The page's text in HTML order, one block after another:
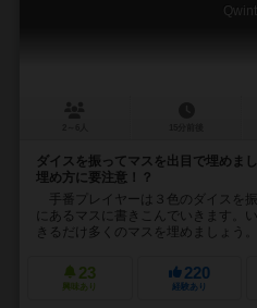
ダイスを振ってマスを出目で埋め
埋め方に要注意！？
手番プレイヤーは３色のダイスを
にあるマスに書きこんでいきます。
きるだけ多くのマスを埋めましょ
23
興味あり
220
経験あり